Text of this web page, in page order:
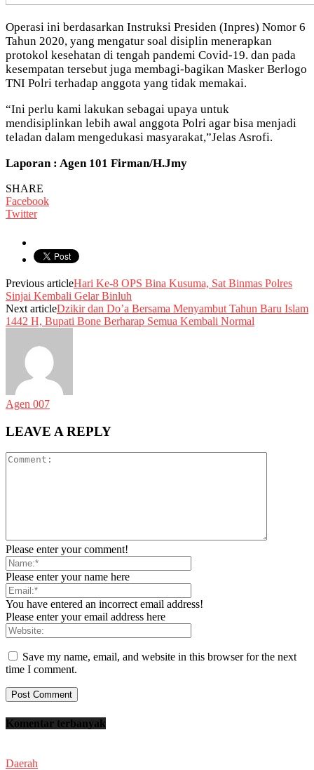
Operasi ini berdasarkan Instruksi Presiden (Inpres) Nomor 6
Tahun 2020, yang mengatur soal disiplin menerapkan
protokol kesehatan di tengah pandemi Covid-19. dan pada
kesempatan tersebut juga membagi-bagikan Masker Berlogo
TNI Polri terhadap anggota yang tidak memakai.
“Ini perlu kami lakukan sebagai upaya untuk
mendisiplinkan lebih awal anggota Polri agar bisa menjadi
teladan dalam mengedukasi masyarakat,”Jelas Asrofi.
Laporan : Agen 101 Firman/H.Jmy
SHARE
Facebook
Twitter
Previous articleHari Ke-8 OPS Bina Kusuma, Sat Binmas Polres
Sinjai Kembali Gelar Binluh
Next articleDzikir dan Do’a Bersama Menyambut Tahun Baru Islam
1442 H, Bupati Bone Berharap Semua Kembali Normal
Agen 007
LEAVE A REPLY
Please enter your comment!
Please enter your name here
You have entered an incorrect email address!
Please enter your email address here
Save my name, email, and website in this browser for the next
time I comment.
Komentar terbanyak
Daerah